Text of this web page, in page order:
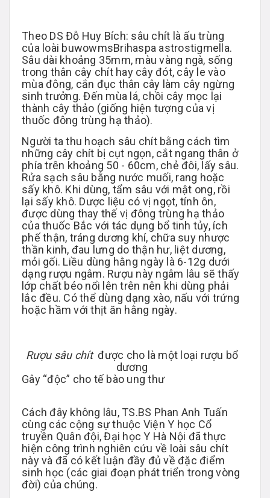
Theo DS Đỗ Huy Bích: sâu chít là ấu trùng
của loài buwowmsBrihaspa astrostigmella.
Sâu dài khoảng 35mm, màu vàng ngà, sống
trong thân cây chít hay cây đót, cây le vào
mùa đông, cắn đục thân cây làm cây ngừng
sinh trưởng. Đến mùa lá, chồi cây mọc lại
thành cây thảo (giống hiện tượng của vị
thuốc đông trùng hạ thảo).
Người ta thu hoạch sâu chít bằng cách tìm
những cây chít bị cụt ngọn, cắt ngang thân ở
phía trên khoảng 50 - 60cm, chẻ đôi, lấy sâu.
Rửa sạch sâu bằng nước muối, rang hoặc
sấy khô. Khi dùng, tẩm sâu với mật ong, rồi
lại sấy khô. Dược liệu có vị ngọt, tính ôn,
được dùng thay thế vị đông trùng hạ thảo
của thuốc Bắc với tác dụng bổ tinh tủy, ích
phế thận, tráng dương khí, chữa suy nhược
thần kinh, đau lưng do thận hư, liệt dương,
mỏi gối. Liều dùng hằng ngày là 6-12g dưới
dạng rượu ngâm. Rượu này ngâm lâu sẽ thấy
lớp chất béo nổi lên trên nên khi dùng phải
lắc đều. Có thể dùng dạng xào, nấu với trứng
hoặc hầm với thịt ăn hằng ngày.
Rượu sâu chítđược cho là một loại rượu bổ
dương
Gây “độc” cho tế bào ung thư
Cách đây không lâu, TS.BS Phan Anh Tuấn
cùng các cộng sự thuộc Viện Y học Cổ
truyền Quân đội, Đại học Y Hà Nội đã thực
hiện công trình nghiên cứu về loài sâu chít
này và đã có kết luận đầy đủ về đặc điểm
sinh học (các giai đoạn phát triển trong vòng
đời) của chúng.